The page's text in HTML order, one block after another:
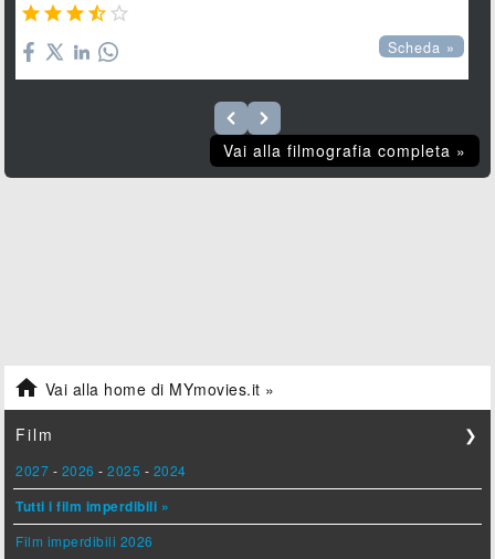
    
Scheda »
Vai alla filmografia completa »
 Vai alla home di MYmovies.it »
Film ❯
2027 - 2026 -2025 - 2024
Tutti i film imperdibili »
Film imperdibili 2026